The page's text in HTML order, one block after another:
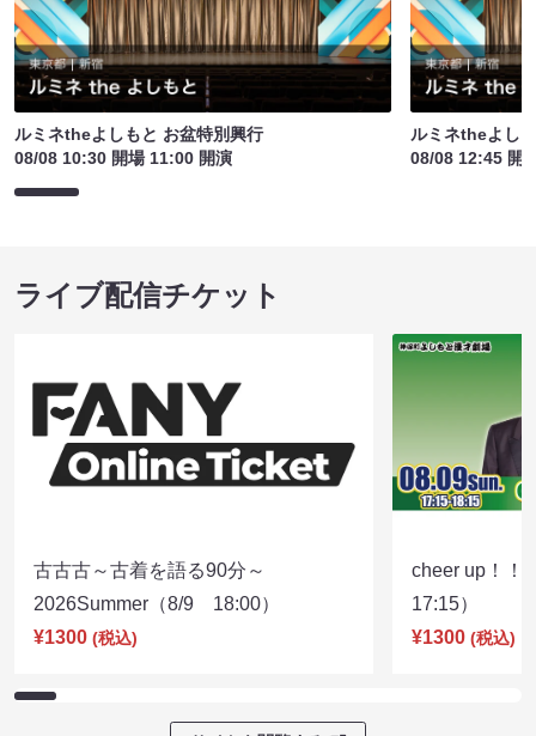
ルミネtheよしもと お盆特別興行
08/08 10:30 開場 11:00 開演
ルミネtheよし
08/08 12:45 開
ライブ配信チケット
古古古～古着を語る90分～
2026Summer（8/9 18:00）
¥1300 (税込)
cheer up！
17:15）
¥1300 (税込)